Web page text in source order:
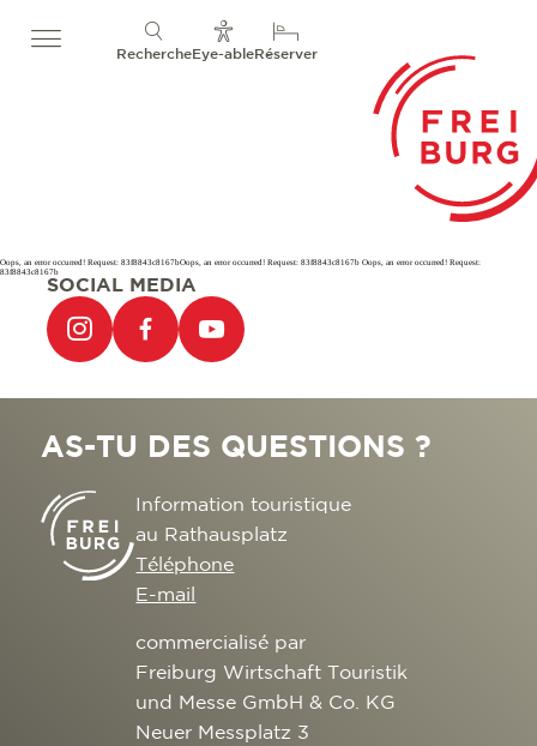
RechercheEye-ableRéserver
Oops, an error occurred! Request: 83f8843c8167bOops, an error occurred! Request: 83f8843c8167b Oops, an error occurred! Request:
83f8843c8167b
SOCIAL MEDIA
AS-TU DES QUESTIONS ?
Information touristique
au Rathausplatz
Téléphone
E-mail
commercialisé par
Freiburg Wirtschaft Touristik
und Messe GmbH & Co. KG
Neuer Messplatz 3